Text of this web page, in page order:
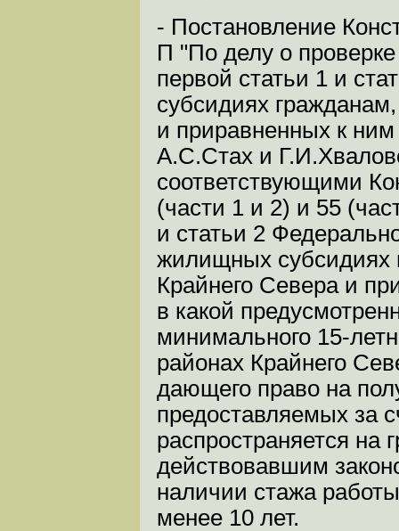
- Постановление
П "По делу о
первой статьи 1 и
субсидиях
и приравненных к
А.С.Стах и
соответствующими
(части 1 и 2) и 55
и статьи 2
жилищных субсидиях
Крайнего Севера и
в какой
минимального 15-
районах Крайнего
дающего право на
предоставляемых за
распространяется на
действовавшим
наличии стажа
менее 10 лет.